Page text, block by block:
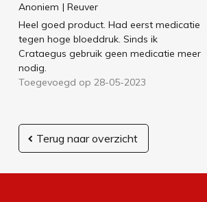
Anoniem | Reuver
Heel goed product. Had eerst medicatie
tegen hoge bloeddruk. Sinds ik
Crataegus gebruik geen medicatie meer
nodig.
Toegevoegd op 28-05-2023
Terug naar overzicht